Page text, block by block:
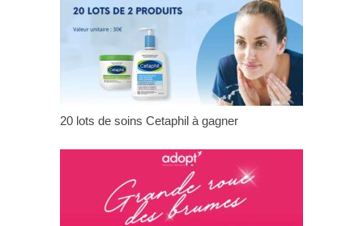
20 lots de soins Cetaphil à gagner